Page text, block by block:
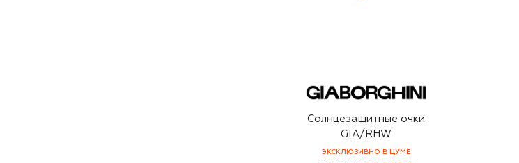
Солнцезащитные очки
GIA/RHW
ЭКСКЛЮЗИВНО В ЦУМЕ